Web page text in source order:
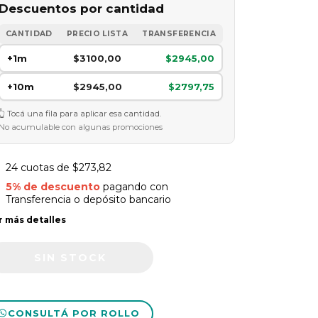
por cantidad
CANTIDAD PRECIO LISTA TRANSFERENCIA
+1m $3100,00 $2945,00
+10m $2945,00 $2797,75
Tocá una fila para aplicar esa cantidad.
acumulable con algunas promociones
24 cuotas de $273,82
5% de descuentopagando con
Transferencia o depósito bancario
más detalles
CONSULTÁ POR ROLLO